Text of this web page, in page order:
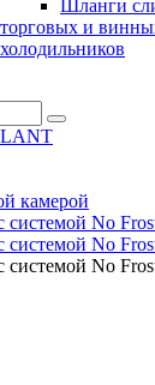
Шланги
и
камерой
системой No
системой No
системой No